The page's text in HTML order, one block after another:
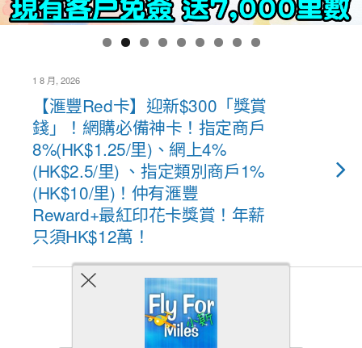
1 8 月, 2026
【滙豐Red卡】迎新$300「獎賞
錢」！網購必備神卡！指定商戶
8%(HK$1.25/里)、網上4%
(HK$2.5/里) 、指定類別商戶1%
(HK$10/里)！仲有滙豐
Reward+最紅印花卡獎賞！年薪
只須HK$12萬！
Back to top